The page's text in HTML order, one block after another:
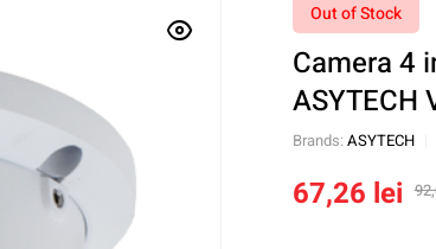
Out of Stock
Camera 4
ASYTECH
Brands: ASYTECH
67,26 lei